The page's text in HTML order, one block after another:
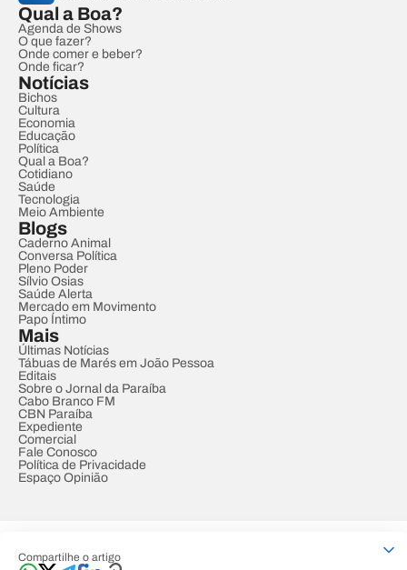
Compartilhe o artigo
Qual a Boa?
Agenda de Shows
O que fazer?
Onde comer e beber?
Onde ficar?
Notícias
Bichos
Cultura
Economia
Educação
Política
Qual a Boa?
Cotidiano
Saúde
Tecnologia
Meio Ambiente
Blogs
Caderno Animal
Conversa Política
Pleno Poder
Sílvio Osias
Saúde Alerta
Mercado em Movimento
Papo Íntimo
Mais
Últimas Notícias
Tábuas de Marés em João Pessoa
Editais
Sobre o Jornal da Paraíba
Cabo Branco FM
CBN Paraíba
Expediente
Comercial
Fale Conosco
Política de Privacidade
Espaço Opinião